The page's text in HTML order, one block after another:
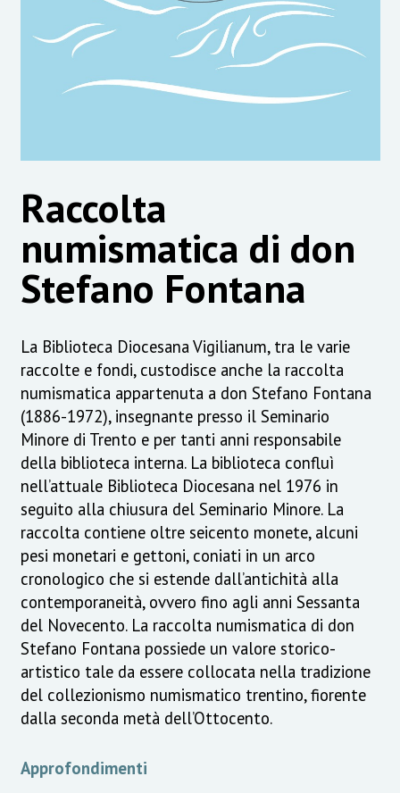
Raccolta
numismatica di don
Stefano Fontana
La Biblioteca Diocesana Vigilianum, tra le varie
raccolte e fondi, custodisce anche la raccolta
numismatica appartenuta a don Stefano Fontana
(1886-1972), insegnante presso il Seminario
Minore di Trento e per tanti anni responsabile
della biblioteca interna. La biblioteca confluì
nell’attuale Biblioteca Diocesana nel 1976 in
seguito alla chiusura del Seminario Minore. La
raccolta contiene oltre seicento monete, alcuni
pesi monetari e gettoni, coniati in un arco
cronologico che si estende dall’antichità alla
contemporaneità, ovvero fino agli anni Sessanta
del Novecento. La raccolta numismatica di don
Stefano Fontana possiede un valore storico-
artistico tale da essere collocata nella tradizione
del collezionismo numismatico trentino, fiorente
dalla seconda metà dell’Ottocento.
Approfondimenti